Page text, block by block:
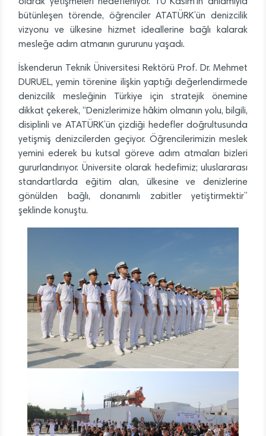
bütünleşen törende, öğrenciler ATATÜRK’ün denizcilik
vizyonu ve ülkesine hizmet ideallerine bağlı kalarak
mesleğe adım atmanın gururunu yaşadı.
İskenderun Teknik Üniversitesi Rektörü Prof. Dr. Mehmet
DURUEL, yemin törenine ilişkin yaptığı değerlendirmede
denizcilik mesleğinin Türkiye için stratejik önemine
dikkat çekerek, “Denizlerimize hâkim olmanın yolu, bilgili,
disiplinli ve ATATÜRK’ün çizdiği hedefler doğrultusunda
yetişmiş denizcilerden geçiyor. Öğrencilerimizin meslek
yemini ederek bu kutsal göreve adım atmaları bizleri
gururlandırıyor. Üniversite olarak hedefimiz; uluslararası
standartlarda eğitim alan, ülkesine ve denizlerine
gönülden bağlı, donanımlı zabitler yetiştirmektir”
şeklinde konuştu.